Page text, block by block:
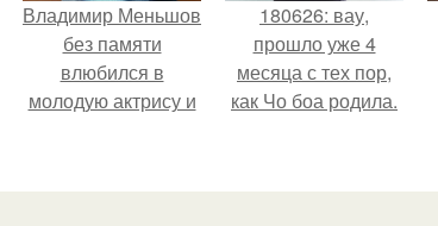
Владимир Меньшов
без памяти
влюбился в
молодую актрису и
неё.
180626: вау,
прошло уже 4
месяца с тех пор,
как Чо боа родила.